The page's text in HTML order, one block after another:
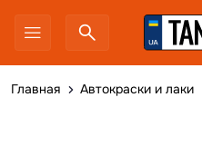
Главная Автокраски и лаки